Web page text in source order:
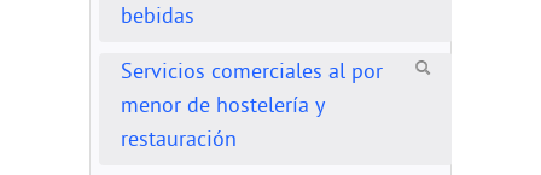
bebidas
Servicios comerciales al por
menor de hostelería y
restauración